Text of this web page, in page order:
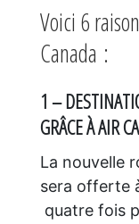
Voici 6
Canada :
1 –
GRÂCE À AIR
La nouvelle
sera offerte
quatre fois